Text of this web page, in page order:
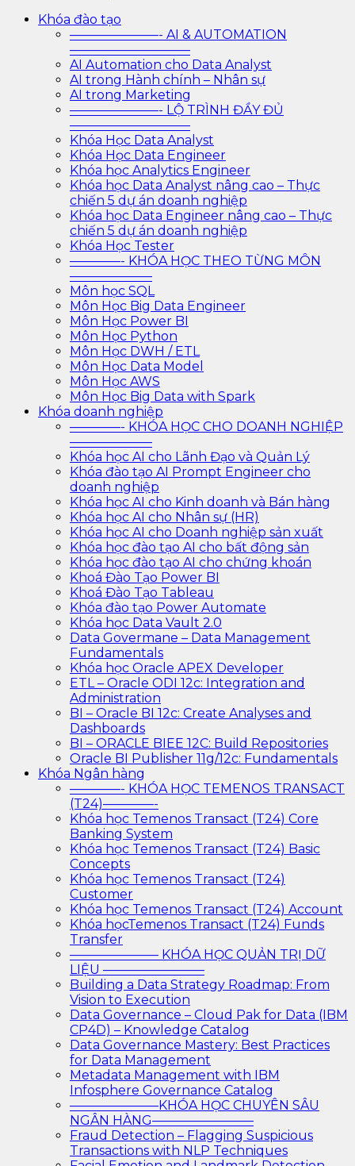
Khóa đào tạo
———————- AI & AUTOMATION
—————————–
AI Automation cho Data Analyst
AI trong Hành chính – Nhân sự
AI trong Marketing
———————- LỘ TRÌNH ĐẦY ĐỦ
—————————–
Khóa Học Data Analyst
Khóa Học Data Engineer
Khóa học Analytics Engineer
Khóa học Data Analyst nâng cao – Thực
chiến 5 dự án doanh nghiệp
Khóa học Data Engineer nâng cao – Thực
chiến 5 dự án doanh nghiệp
Khóa Học Tester
————- KHÓA HỌC THEO TỪNG MÔN
——————–
Môn học SQL
Môn Học Big Data Engineer
Môn Học Power BI
Môn Học Python
Môn Học DWH / ETL
Môn Học Data Model
Môn Học AWS
Môn Học Big Data with Spark
Khóa doanh nghiệp
————- KHÓA HỌC CHO DOANH NGHIỆP
——————–
Khóa học AI cho Lãnh Đạo và Quản Lý
Khóa đào tạo AI Prompt Engineer cho
doanh nghiệp
Khóa học AI cho Kinh doanh và Bán hàng
Khóa học AI cho Nhân sự (HR)
Khóa học AI cho Doanh nghiệp sản xuất
Khóa học đào tạo AI cho bất động sản
Khóa học đào tạo AI cho chứng khoán
Khoá Đào Tạo Power BI
Khoá Đào Tạo Tableau
Khóa đào tạo Power Automate
Khóa học Data Vault 2.0
Data Govermane – Data Management
Fundamentals
Khóa học Oracle APEX Developer
ETL – Oracle ODI 12c: Integration and
Administration
BI – Oracle BI 12c: Create Analyses and
Dashboards
BI – ORACLE BIEE 12C: Build Repositories
Oracle BI Publisher 11g/12c: Fundamentals
Khóa Ngân hàng
————- KHÓA HỌC TEMENOS TRANSACT
(T24)————-
Khóa học Temenos Transact (T24) Core
Banking System
Khóa học Temenos Transact (T24) Basic
Concepts
Khóa học Temenos Transact (T24)
Customer
Khóa học Temenos Transact (T24) Account
Khóa họcTemenos Transact (T24) Funds
Transfer
——————— KHÓA HỌC QUẢN TRỊ DỮ
LIỆU ————————
Building a Data Strategy Roadmap: From
Vision to Execution
Data Governance – Cloud Pak for Data (IBM
CP4D) – Knowledge Catalog
Data Governance Mastery: Best Practices
for Data Management
Metadata Management with IBM
Infosphere Governance Catalog
———————KHÓA HỌC CHUYÊN SÂU
NGÂN HÀNG————————
Fraud Detection – Flagging Suspicious
Transactions with NLP Techniques